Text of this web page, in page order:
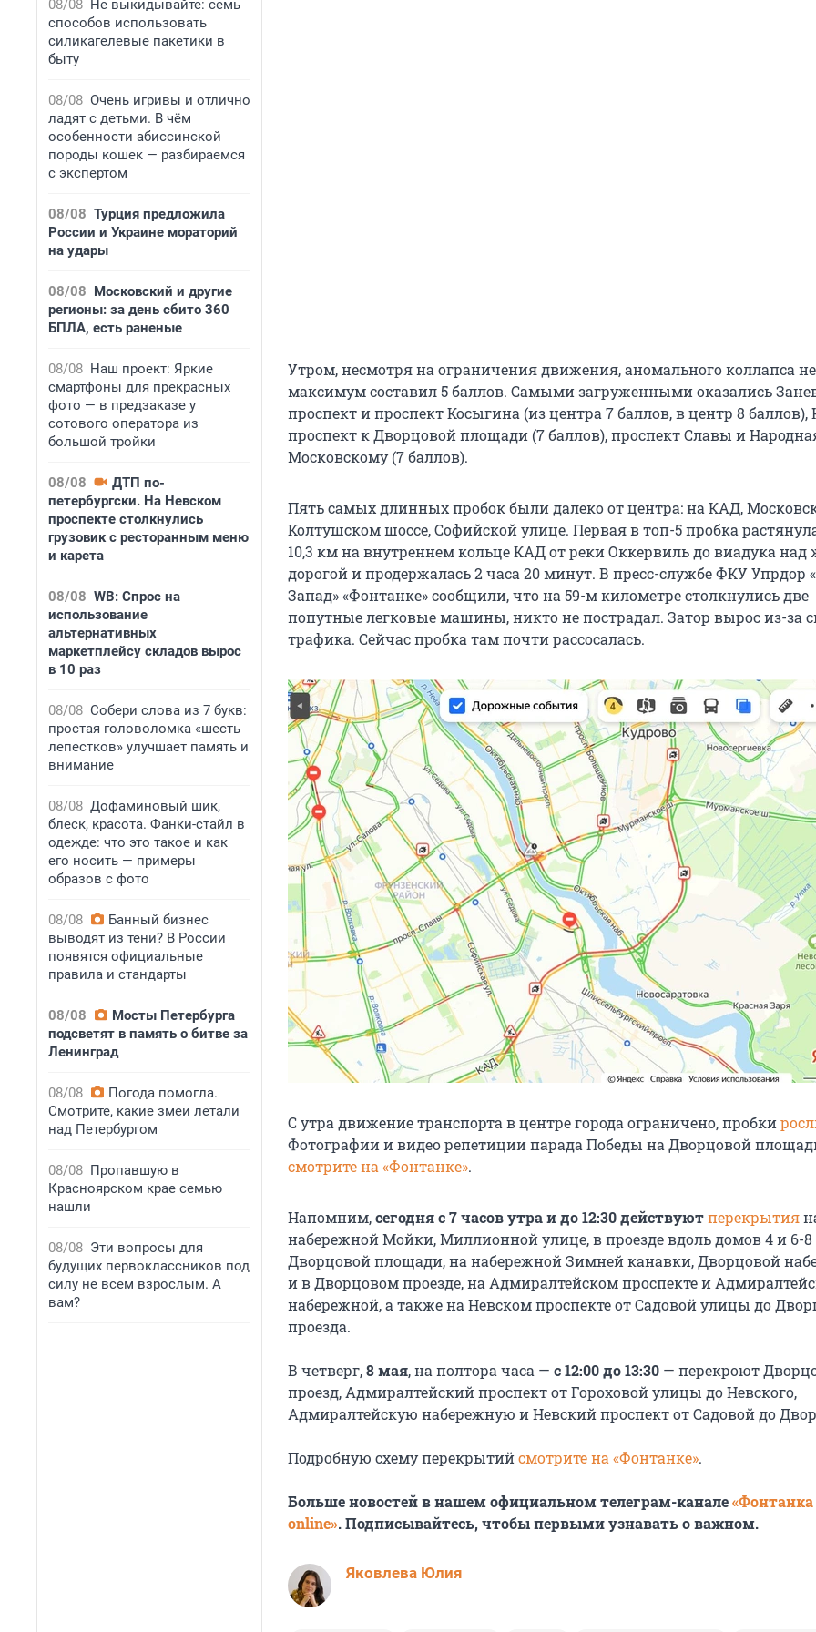
08/08 Не выкидывайте: семь
способов использовать
силикагелевые пакетики в
быту
08/08 Очень игривы и отлично
ладят с детьми. В чём
особенности абиссинской
породы кошек — разбираемся
с экспертом
08/08 Турция предложила
России и Украине мораторий
на удары
08/08 Московский и другие
регионы: за день сбито 360
БПЛА, есть раненые
08/08 Наш проект: Яркие
смартфоны для прекрасных
фото — в предзаказе у
сотового оператора из
большой тройки
08/08
ДТП по-
петербургски. На Невском
проспекте столкнулись
грузовик с ресторанным меню
и карета
08/08 WB: Спрос на
использование
альтернативных
маркетплейсу складов вырос
в 10 раз
08/08 Собери слова из 7 букв:
простая головоломка «шесть
лепестков» улучшает память и
внимание
08/08 Дофаминовый шик,
блеск, красота. Фанки-стайл в
одежде: что это такое и как
его носить — примеры
образов с фото
08/08
Банный бизнес
выводят из тени? В России
появятся официальные
правила и стандарты
08/08
Мосты Петербурга
подсветят в память о битве за
Ленинград
08/08
Погода помогла.
Смотрите, какие змеи летали
над Петербургом
08/08 Пропавшую в
Красноярском крае семью
нашли
08/08 Эти вопросы для
будущих первоклассников под
силу не всем взрослым. А
вам?
Утром, несмотря на ограничения движения, аномального коллапса
максимум составил 5 баллов. Самыми загруженными оказались
проспект и проспект Косыгина (из центра 7 баллов, в центр 8 баллов),
проспект к Дворцовой площади (7 баллов), проспект Славы и
Московскому (7 баллов).
Пять самых длинных пробок были далеко от центра: на КАД,
Колтушском шоссе, Софийской улице. Первая в топ-5 пробка
10,3 км на внутреннем кольце КАД от реки Оккервиль до виадука над
дорогой и продержалась 2 часа 20 минут. В пресс-службе ФКУ Упрдор
Запад» «Фонтанке» сообщили, что на 59-м километре столкнулись две
попутные легковые машины, никто не пострадал. Затор вырос из-за
трафика. Сейчас пробка там почти рассосалась.
С утра движение транспорта в центре города ограничено, пробки
Фотографии и видео репетиции парада Победы на Дворцовой
смотрите на «Фонтанке».
Напомним,сегодня с 7 часов утра и до 12:30 действуютперекрытия
набережной Мойки, Миллионной улице, в проезде вдоль домов 4 и 6-8
Дворцовой площади, на набережной Зимней канавки, Дворцовой
и в Дворцовом проезде, на Адмиралтейском проспекте и
набережной, а также на Невском проспекте от Садовой улицы до
проезда.
В четверг,8 мая, на полтора часа — с 12:00 до 13:30 — перекроют
проезд, Адмиралтейский проспект от Гороховой улицы до Невского,
Адмиралтейскую набережную и Невский проспект от Садовой до
Подробную схему перекрытийсмотрите на «Фонтанке».
Больше новостей в нашем официальном телеграм-канале«Фонтанка
online». Подписывайтесь, чтобы первыми узнавать о важном.
Яковлева Юлия